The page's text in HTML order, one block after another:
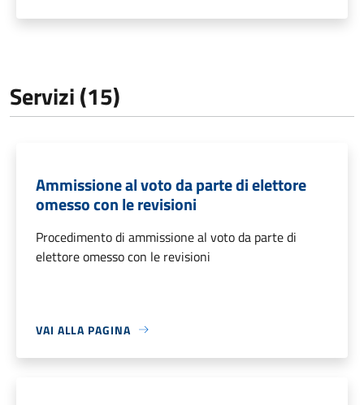
Servizi (15)
Ammissione al voto da parte di elettore
omesso con le revisioni
Procedimento di ammissione al voto da parte di
elettore omesso con le revisioni
VAI ALLA PAGINA